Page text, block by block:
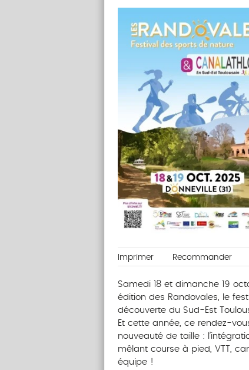
Imprimer Recommander
Samedi 18 et dimanche 19
édition des Randovales, le
découverte du Sud-Est
Et cette année, ce rendez-
nouveauté de taille :
mêlant course à pied, VTT,
équipe !